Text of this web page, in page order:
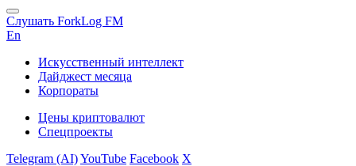
Слушать ForkLog FM
En
Искусственный интеллект
Дайджест месяца
Корпораты
Цены криптовалют
Спецпроекты
Telegram (AI)YouTube Facebook X